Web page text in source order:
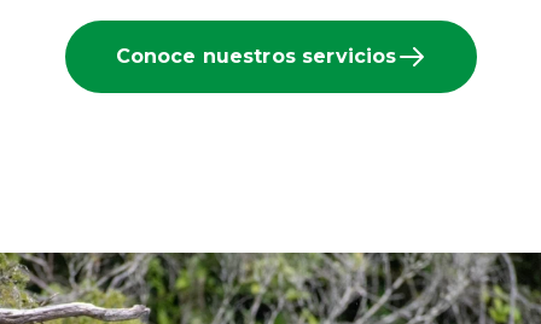
Conoce nuestros servicios